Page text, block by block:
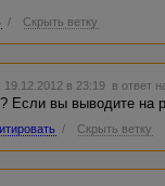
/ Скрыть ветку
19.12.2012 в 23:19 в ответ
Если вы выводите на
/ Скрыть ветку